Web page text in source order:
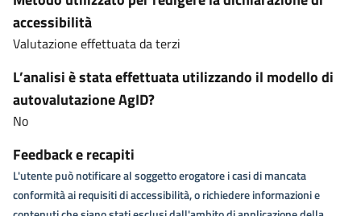
accessibilità
Valutazione effettuata da terzi
L’analisi è stata effettuata utilizzando il modello di
autovalutazione AgID?
No
Feedback e recapiti
L'utente può notificare al soggetto erogatore i casi di mancata
conformità ai requisiti di accessibilità, o richiedere informazioni e